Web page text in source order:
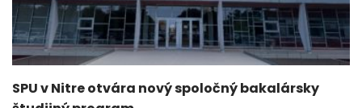
SPU v Nitre otvára nový spoločný bakalársky